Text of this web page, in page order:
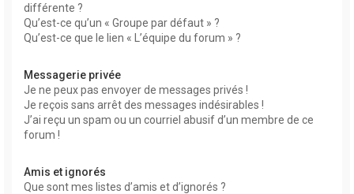
différente ?
Qu’est-ce qu’un « Groupe par défaut » ?
Qu’est-ce que le lien « L’équipe du forum » ?
Messagerie privée
Je ne peux pas envoyer de messages privés !
Je reçois sans arrêt des messages indésirables !
J’ai reçu un spam ou un courriel abusif d’un membre de ce
forum !
Amis et ignorés
Que sont mes listes d’amis et d’ignorés ?